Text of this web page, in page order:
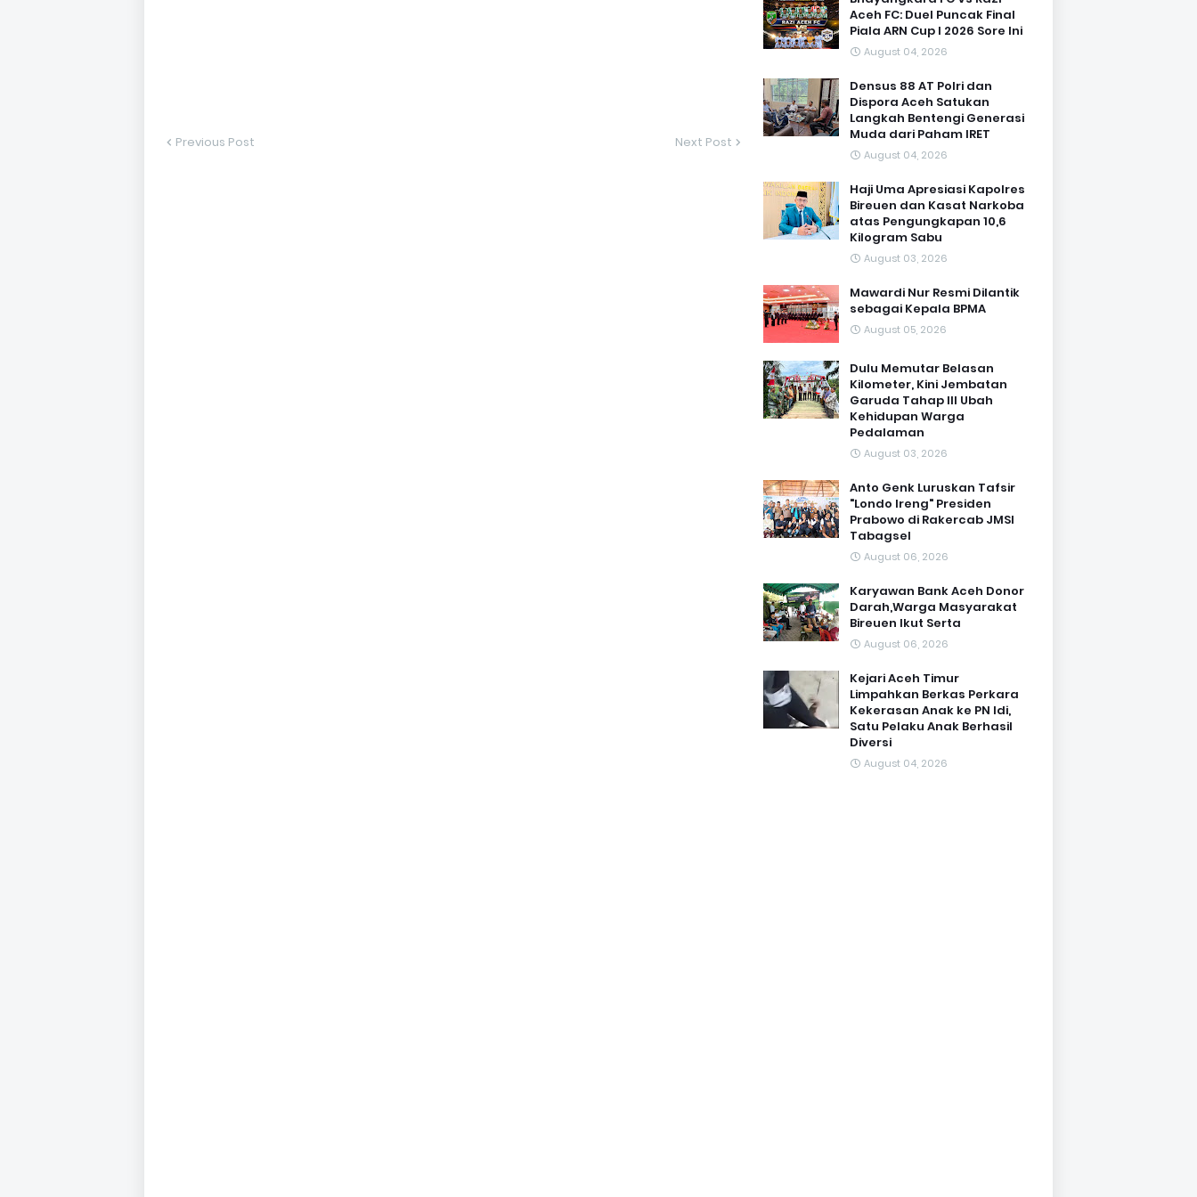
Previous Post Next Post
Aceh FC: Duel Puncak Final
Piala ARN Cup I 2026 Sore Ini
August 04, 2026
Densus 88 AT Polri dan
Dispora Aceh Satukan
Langkah Bentengi Generasi
Muda dari Paham IRET
August 04, 2026
Haji Uma Apresiasi Kapolres
Bireuen dan Kasat Narkoba
atas Pengungkapan 10,6
Kilogram Sabu
August 03, 2026
Mawardi Nur Resmi Dilantik
sebagai Kepala BPMA
August 05, 2026
Dulu Memutar Belasan
Kilometer, Kini Jembatan
Garuda Tahap III Ubah
Kehidupan Warga
Pedalaman ‎
August 03, 2026
Anto Genk Luruskan Tafsir
"Londo Ireng" Presiden
Prabowo di Rakercab JMSI
Tabagsel
August 06, 2026
Karyawan Bank Aceh Donor
Darah,Warga Masyarakat
Bireuen Ikut Serta
August 06, 2026
Kejari Aceh Timur
Limpahkan Berkas Perkara
Kekerasan Anak ke PN Idi,
Satu Pelaku Anak Berhasil
Diversi
August 04, 2026